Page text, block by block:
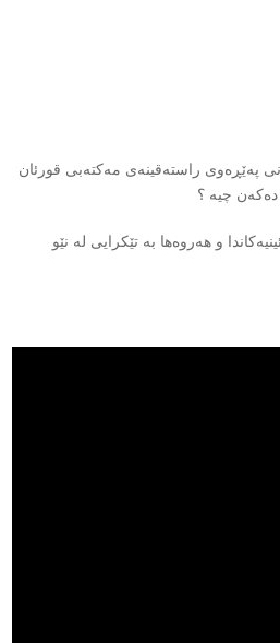
پەێڕەوی راستەقینەی مەکتەبی قورئان
دەکەن چیه ؟
و هەروەها به تێکرایی لە نێو